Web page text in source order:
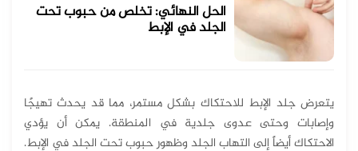
الحل النهائي: تخلص من حبوب تحت
الجلد في الإبط
يتعرض جلد الإبط للاحتكاك بشكل مستمر، مما قد يحدث تهيجًا
وإصابات وحتى عدوى جلدية في المنطقة. يمكن أن يؤدي
الاحتكاك أيضاً إلى التهاب الجلد وظهور حبوب تحت الجلد في الإبط.